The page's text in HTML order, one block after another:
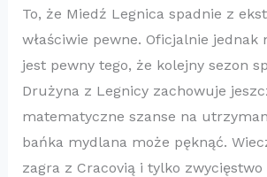
To, że Miedź Legnica spadnie z
właściwie pewne. Oficjalnie jednak
jest pewny tego, że kolejny sezon
Drużyna z Legnicy zachowuje
matematyczne szanse na
bańka mydlana może pęknąć.
zagra z Cracovią i tylko zwycięstwo